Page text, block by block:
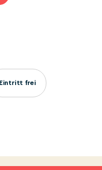
Eintritt frei